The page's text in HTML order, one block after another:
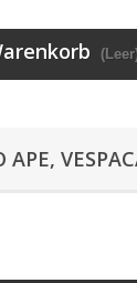
APE,